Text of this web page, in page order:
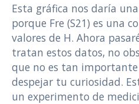
Esta gráfica nos daría
porque Fre (S21) es una
valores de H. Ahora
tratan estos datos, no
que no es tan
despejar tu curiosidad.
un experimento de